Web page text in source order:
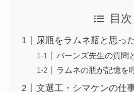
目次
尿瓶をラムネ瓶と思っ
バーンズ先生の質問
ラムネの瓶が記憶を
文選工・シマケンの仕